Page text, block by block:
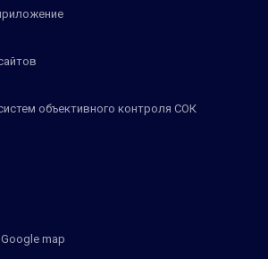
объективного контроля СОК
map